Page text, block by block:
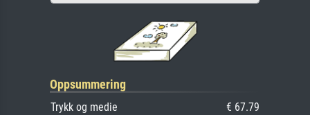
Oppsummering
Trykk og medie
€ 67.79